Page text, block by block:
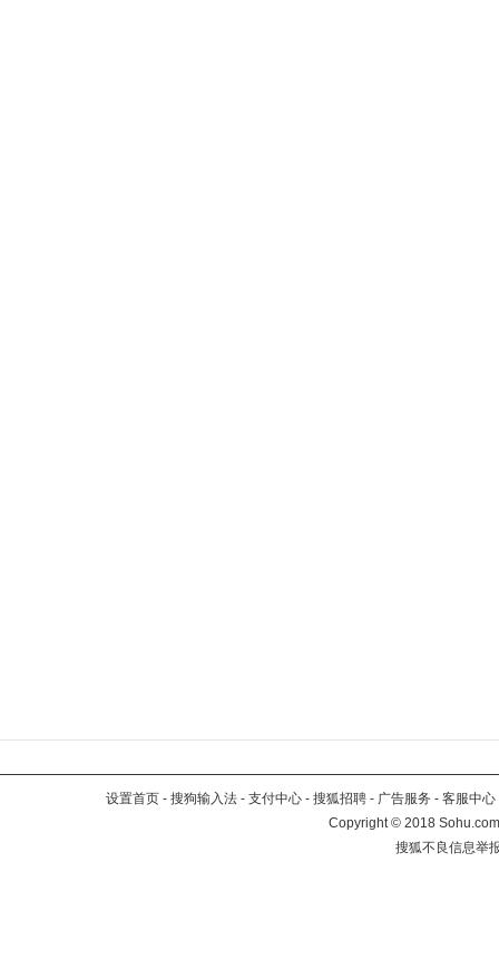
设置首页 - 搜狗输入法 - 支付中心 - 搜狐招聘 - 广告服务 - 客服中心
Copyright©2018
搜狐不良信息举